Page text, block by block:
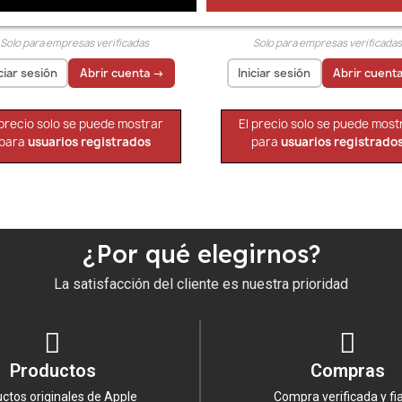
Vista rápida
AirTag Pack 4 Uds
Solo para empresas verificadas
sesión Abrir cuenta →
solo se puede mostrar
para usuarios registrados
Vista rápida
Correa AirTag Girasol
Solo para empresas verificadas
Iniciar sesión Abrir
El precio solo se puede
parausuarios
¿Por qué elegirnos?
La satisfacción del cliente es nuestra prioridad
Productos
originales de Apple
Compras
Compra verificada y